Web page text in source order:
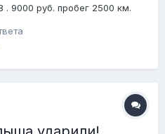
. 9000 руб. пробег 2500 км.
Владислав +7 911 767 66 77
IMG_4307.JPG